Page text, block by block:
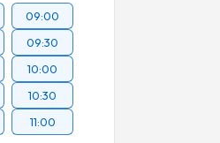
09:00
09:30
10:00
10:30
11:00